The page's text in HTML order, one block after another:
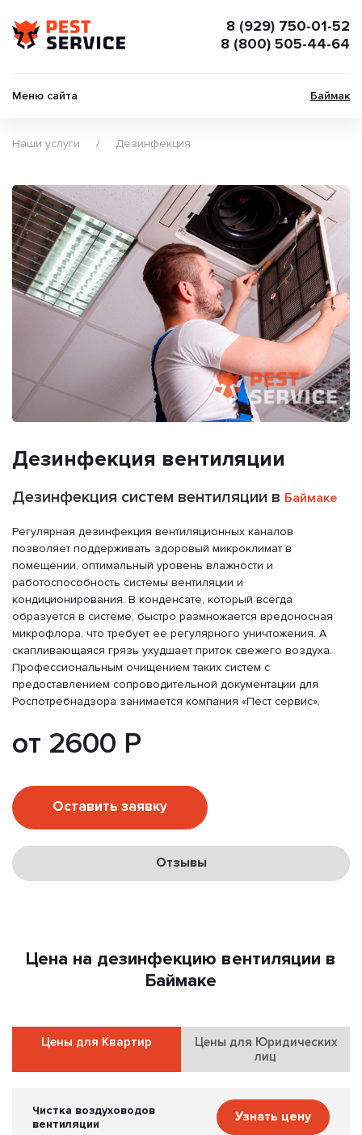
8 (929) 750-01-52
8 (800) 505-44-64
Меню сайта Баймак
Наши услуги Дезинфекция
Дезинфекция вентиляции
Дезинфекция систем вентиляции в Баймаке
Регулярная дезинфекция вентиляционных каналов
позволяет поддерживать здоровый микроклимат в
помещении, оптимальный уровень влажности и
работоспособность системы вентиляции и
кондиционирования. В конденсате, который всегда
образуется в системе, быстро размножается вредоносная
микрофлора, что требует ее регулярного уничтожения. А
скапливающаяся грязь ухудшает приток свежего воздуха.
Профессиональным очищением таких систем с
предоставлением сопроводительной документации для
Роспотребнадзора занимается компания «Пест сервис».
от 2600 Р
Оставить заявку
Отзывы
Цена на дезинфекцию вентиляции в
Баймаке
Цены для Квартир
Цены для Юридических
лиц
Чистка воздуховодов
вентиляции
Узнать цену